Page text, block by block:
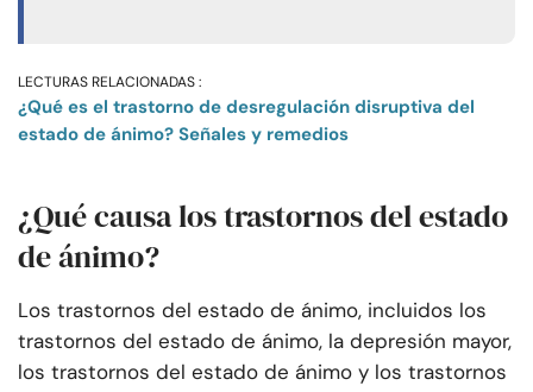
LECTURAS RELACIONADAS :
¿Qué es el trastorno de desregulación disruptiva del
estado de ánimo? Señales y remedios
¿Qué causa los trastornos del estado
de ánimo?
Los trastornos del estado de ánimo, incluidos los
trastornos del estado de ánimo, la depresión mayor,
los trastornos del estado de ánimo y los trastornos